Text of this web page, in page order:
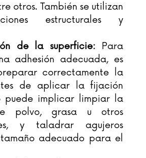
otros. También se utilizan
estructurales y
de la superficie: Para
adhesión adecuada, es
correctamente la
de aplicar la fijación
puede implicar limpiar la
polvo, grasa u otros
y taladrar agujeros
adecuado para el